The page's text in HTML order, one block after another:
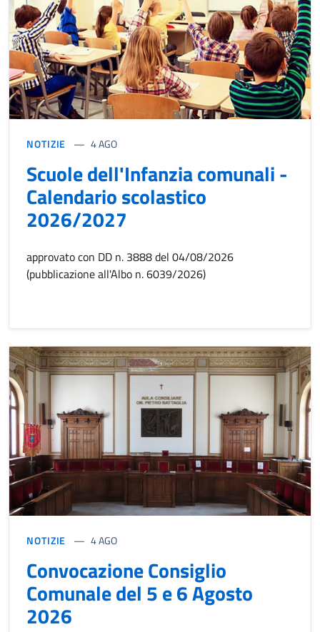
NOTIZIE 4 AGO
Scuole dell'Infanzia comunali -
Calendario scolastico
2026/2027
approvato con DD n. 3888 del 04/08/2026
(pubblicazione all'Albo n. 6039/2026)
NOTIZIE 4 AGO
Convocazione Consiglio
Comunale del 5 e 6 Agosto
2026